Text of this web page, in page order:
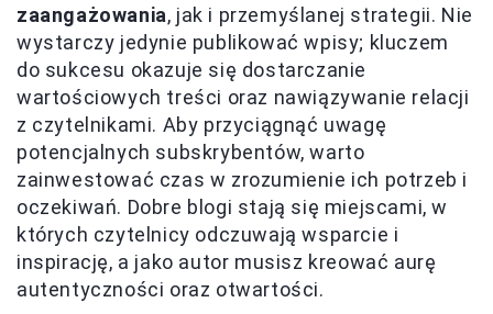
zaangażowania, jak i przemyślanej strategii. Nie
wystarczy jedynie publikować wpisy; kluczem
do sukcesu okazuje się dostarczanie
wartościowych treści oraz nawiązywanie relacji
z czytelnikami. Aby przyciągnąć uwagę
potencjalnych subskrybentów, warto
zainwestować czas w zrozumienie ich potrzeb i
oczekiwań. Dobre blogi stają się miejscami, w
których czytelnicy odczuwają wsparcie i
inspirację, a jako autor musisz kreować aurę
autentyczności oraz otwartości.